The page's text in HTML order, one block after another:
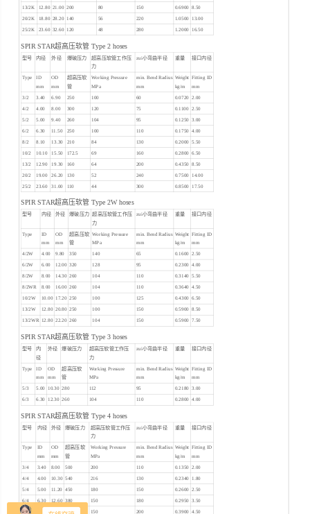
13/2K 12.80 21.00 200 80 150 0.6900 8.50
20/2K 18.80 28.20 140 56 220 1.0500 13.00
25/2K 23.60 32.60 120 48 280 1.2000 16.50
SPIR STAR超高压软管 Type 2 hoses
型号 内径 外径 爆破压力 超高压软管工作压
力
zui小弯曲半径 重量 接口内径
Type
ID
mm
OD
mm
超高压软
管
Working Pressure
MPa
min. Bend Radius
mm
Weight
kg/m
Fitting ID
mm
3/2 3.40 6.90 250 100 60 0.0720 2.00
4/2 4.00 8.00 300 120 75 0.1100 2.50
5/2 5.00 9.40 260 104 95 0.1250 3.00
6/2 6.30 11.50 250 100 110 0.1750 4.00
8/2 8.10 13.30 210 84 130 0.2000 5.50
10/2 10.10 15.50 172.5 69 160 0.2800 6.50
13/2 12.90 19.30 160 64 200 0.4350 8.50
20/2 19.00 26.20 130 52 240 0.7500 14.00
25/2 23.60 31.00 110 44 300 0.8500 17.50
SPIR STAR超高压软管 Type 2W hoses
型号 内径 外径 爆破压力
超高压软管工作压
力
zui小弯曲半径 重量 接口内径
Type ID
mm
OD
mm
超高压软
管
Working Pressure
MPa
min. Bend Radius
mm
Weight
kg/m
Fitting ID
mm
4/2W 4.00 9.80 350 140 65 0.1600 2.50
6/2W 6.00 12.00 320 128 95 0.2300 4.00
8/2W 8.00 14.30 260 104 110 0.3140 5.50
8/2WR 8.00 16.00 260 104 110 0.3640 4.50
10/2W 10.00 17.20 250 100 125 0.4300 6.50
13/2W 12.80 20.80 250 100 150 0.5900 8.50
13/2WR 12.80 22.20 260 104 150 0.5900 7.50
SPIR STAR超高压软管 Type 3 hoses
型号
内
径
外径 爆破压力
超高压软管工作压
力
zui小弯曲半径 重量 接口内径
Type
ID
mm
OD
mm
超高压软
管
Working Pressure
MPa
min. Bend Radius
mm
Weight
kg/m
Fitting ID
mm
5/3 5.00 10.30 280 112 95 0.2180 3.00
6/3 6.30 12.30 260 104 110 0.2800 4.00
SPIR STAR超高压软管 Type 4 hoses
型号 内径 外径 爆破压力 超高压软管工作压
力
zui小弯曲半径 重量 接口内径
Type ID
mm
OD
mm
超高压软
管
Working Pressure
MPa
min. Bend Radius
mm
Weight
kg/m
Fitting ID
mm
3/4 3.40 8.00 500 200 110 0.1350 2.00
4/4 4.00 10.30 540 216 130 0.2340 1.80
5/4 5.00 11.20 450 180 150 0.2600 2.50
6/4 6.30 12.60 380 150 180 0.2950 3.50
8/4 14.60 380 150 200 0.3900 4.50